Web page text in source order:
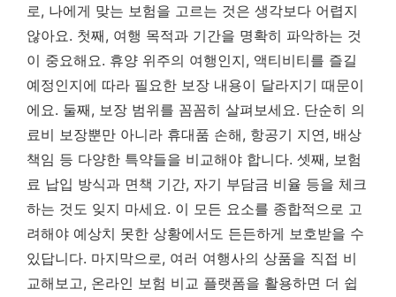
로, 나에게 맞는 보험을 고르는 것은 생각보다 어렵지
않아요. 첫째, 여행 목적과 기간을 명확히 파악하는 것
이 중요해요. 휴양 위주의 여행인지, 액티비티를 즐길
예정인지에 따라 필요한 보장 내용이 달라지기 때문이
에요. 둘째, 보장 범위를 꼼꼼히 살펴보세요. 단순히 의
료비 보장뿐만 아니라 휴대품 손해, 항공기 지연, 배상
책임 등 다양한 특약들을 비교해야 합니다. 셋째, 보험
료 납입 방식과 면책 기간, 자기 부담금 비율 등을 체크
하는 것도 잊지 마세요. 이 모든 요소를 종합적으로 고
려해야 예상치 못한 상황에서도 든든하게 보호받을 수
있답니다. 마지막으로, 여러 여행사의 상품을 직접 비
교해보고, 온라인 보험 비교 플랫폼을 활용하면 더 쉽